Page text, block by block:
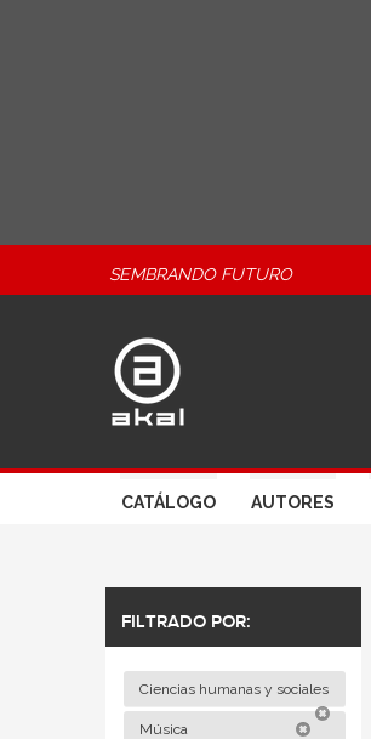
SEMBRANDO FUTURO
CATÁLOGO AUTORES
FILTRADO POR:
Ciencias humanas y sociales
Música